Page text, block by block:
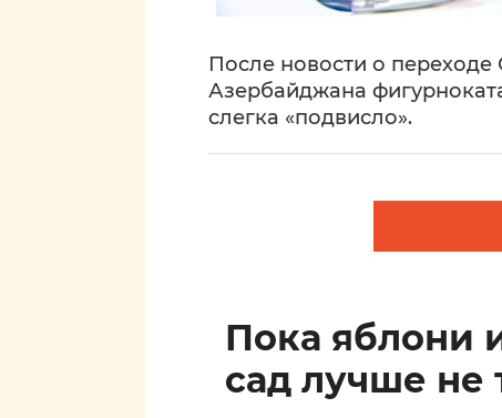
После новости о
Азербайджана
слегка «подвисло».
Пока яблони
сад лучше не